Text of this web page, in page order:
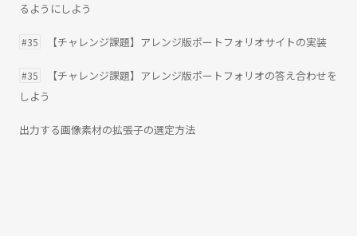
るようにしよう
#35 【チャレンジ課題】アレンジ版ポートフォリオサイトの実装
#35
【チャレンジ課題】アレンジ版ポートフォリオの答え合わせを
しよう
出力する画像素材の拡張子の選定方法